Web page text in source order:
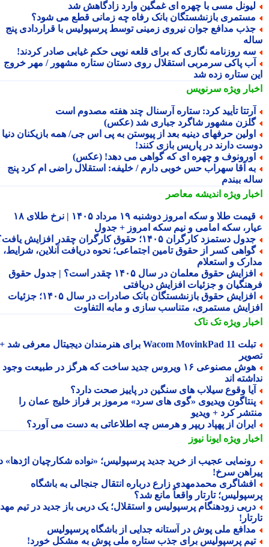
مسی با چهره ای غمگین وارد زادگاهش شد
بازنشستگان بانک رفاه چه زمانی قطع می شود؟
مدافع جوان نیروی زمینی توسط پرسپولیس با قراردادی پنج
روزنامه نگاری که برای قلعه نویی حکم غیابی صادر کردند!
پاکی سرمربی استقلال روی دستان ستاره مشهور / مهر خروج
ستاره زده شد
ویژهسرنویس
تأیید کرد: ستاره آرسنال چند هفته مصدوم است
مشهور شاگرد جباری شد (عکس)
حرفهای دینیه بعد از پیوستن به پی اس جی/ همه بازیکنان دنیا
دارند در پاریس بازی کنند!
و چهره ای که گواهی می دهد! (عکس)
آقا سهراب حس خوبی دارم / خلیفه: استقلال راضی ام کرد پنج
ببندم
ویژهاندیشه معاصر
قیمت طلا و سکه امروز دوشنبه ۱۹ مرداد ۱۴۰۵ | نرخ طلای ۱۸
سکه امامی و نیم سکه امروز + جدول
دستمزد کارگران ۱۴۰۵؛ حقوق کارگران چقدر افزایش یافت؟
کسر از حقوق تامین اجتماعی؛ نحوه دریافت آنلاین، شرایط،
و استعلام
افزایش حقوق معلمان در سال ۱۴۰۵ چقدر است؟ | جدول حقوق
و جزئیات افزایش دریافتی
افزایش حقوق بازنشستگان بانک صادرات در سال ۱۴۰۵؛ جزئیات
مستمری، متناسب سازی و مابه التفاوت
ویژهتک ناک
تبلت Wacom MovinkPad 11 برای هنرمندان دیجیتال معرفی شد +
هوش مصنوعی ۱۶ ویروس جدید ساخت که هرگز در طبیعت وجود
اند
وقوع سیلاب های سنگین در پاییز صحت دارد؟
ویدیوی «گوی های سرد» مرموز بر فراز خلیج عمان را
کرد + ویدیو
از پهپاد ریپر و هرمس چه اطلاعاتی به دست می آورد؟
ویژهایونا نیوز
عجیب از خرید جدید پرسپولیس؛ «نواده شکارچیان اژدها» در
سرخ!
محمدمهدی زارع درباره انتقال جنجالی به باشگاه
تارتار واقعاً مانع شد؟
زودهنگام پرسپولیس و استقلال؛ یک دربی باز جدید در تیم مهدی
ملی پوش در آستانه جدایی از باشگاه پرسپولیس
پرسپولیس برای جذب ستاره ملی پوش به مشکل خورد!